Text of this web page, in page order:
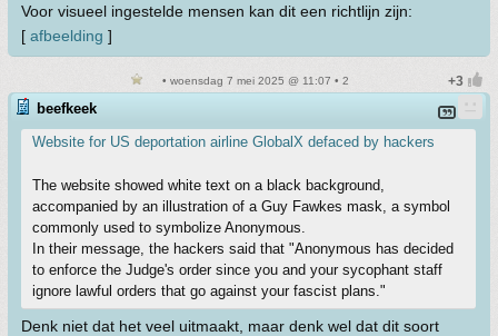
Voor visueel ingestelde mensen kan dit een richtlijn zijn:
[ afbeelding ]
• woensdag 7 mei 2025 @ 11:07 • 2
beefkeek
Website for US deportation airline GlobalX defaced by hackers
The website showed white text on a black background,
accompanied by an illustration of a Guy Fawkes mask, a symbol
commonly used to symbolize Anonymous.
In their message, the hackers said that "Anonymous has decided
to enforce the Judge's order since you and your sycophant staff
ignore lawful orders that go against your fascist plans."
Denk niet dat het veel uitmaakt, maar denk wel dat dit soort